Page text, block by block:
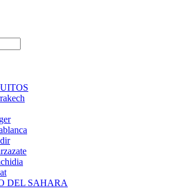
DEL SAHARA